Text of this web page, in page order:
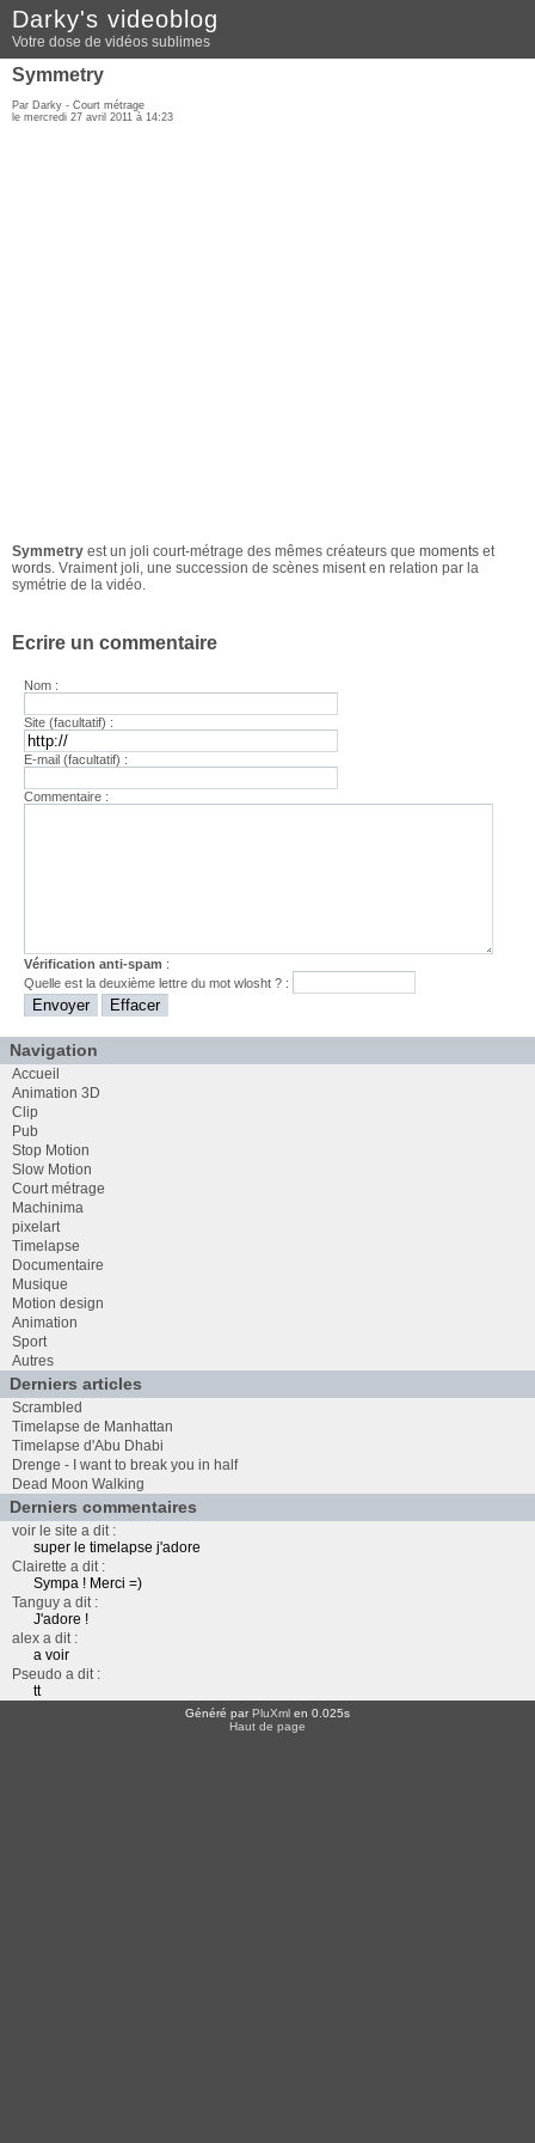
Darky's videoblog
Votre dose de vidéos sublimes
Symmetry
Par Darky - Court métrage
le mercredi 27 avril 2011 à 14:23
Symmetry est un joli court-métrage des mêmes créateurs que moments et
words. Vraiment joli, une succession de scènes misent en relation par la
symétrie de la vidéo.
Ecrire un commentaire
Nom :
Site (facultatif) :
E-mail (facultatif) :
Commentaire :
Vérification anti-spam :
Quelle est ladeuxième lettre du motwlosht ? :
Navigation
Accueil
Animation 3D
Clip
Pub
Stop Motion
Slow Motion
Court métrage
Machinima
pixelart
Timelapse
Documentaire
Musique
Motion design
Animation
Sport
Autres
Derniers articles
Scrambled
Timelapse de Manhattan
Timelapse d'Abu Dhabi
Drenge - I want to break you in half
Dead Moon Walking
Derniers commentaires
voir le site a dit :
super le timelapse j'adore
Clairette a dit :
Sympa ! Merci =)
Tanguy a dit :
J'adore !
alex a dit :
a voir
Pseudo a dit :
tt
Généré parPluXml en 0.025s
Haut de page